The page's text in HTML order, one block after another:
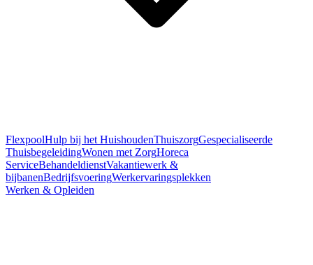
FlexpoolHulp bij het HuishoudenThuiszorgGespecialiseerde
ThuisbegeleidingWonen met ZorgHoreca
ServiceBehandeldienstVakantiewerk &
bijbanenBedrijfsvoeringWerkervaringsplekken
Werken & Opleiden